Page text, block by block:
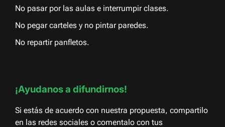
No pasar por las aulas e interrumpir clases.
No pegar carteles y no pintar paredes.
No repartir panfletos.
¡Ayudanos a difundirnos!
Si estás de acuerdo con nuestra propuesta, compartilo
en las redes sociales o comentalo con tus